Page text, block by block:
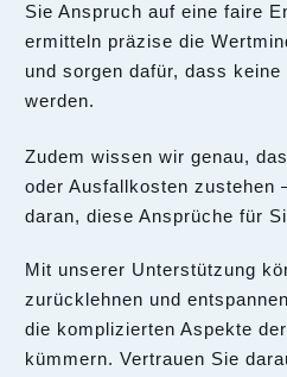
Sie Anspruch auf eine faire
ermitteln präzise die
und sorgen dafür, dass
werden.
Zudem wissen wir genau,
oder Ausfallkosten zustehen
daran, diese Ansprüche für
Mit unserer Unterstützung
zurücklehnen und
die komplizierten Aspekte
kümmern. Vertrauen Sie